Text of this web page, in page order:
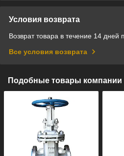
Условия возврата
Возврат товара в течение 14 дней
Все условия возврата
Подобные товары компании